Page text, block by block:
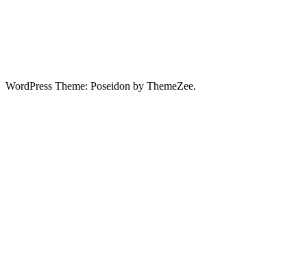
WordPress Theme: Poseidon by ThemeZee.